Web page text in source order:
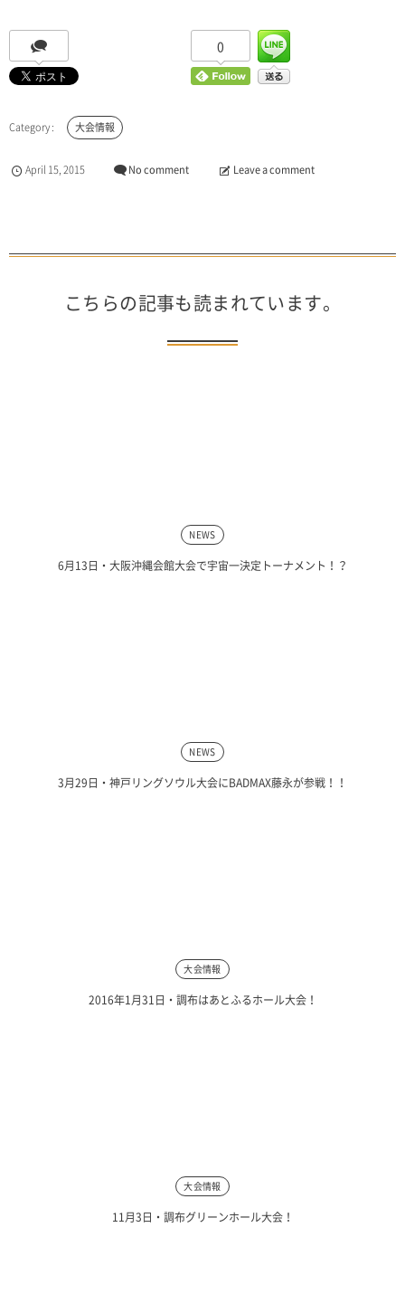
0
大会情報
April 15,2015 No comment Leave a comment
こちらの記事も読まれています。
NEWS
6月13日・大阪沖縄会館大会で宇宙一決定トーナメント！？
NEWS
3月29日・神戸リングソウル大会にBADMAX藤永が参戦！！
大会情報
2016年1月31日・調布はあとふるホール大会！
大会情報
11月3日・調布グリーンホール大会！